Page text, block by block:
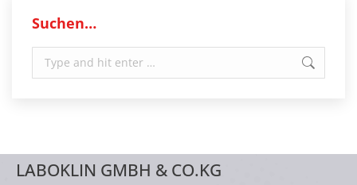
Suchen…
LABOKLIN GMBH & CO.KG